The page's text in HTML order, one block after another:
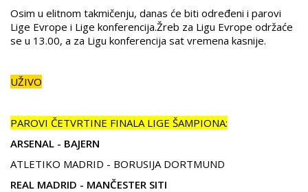
Osim u elitnom takmičenju, danas će biti određeni i parovi
Lige Evrope i Lige konferencija.Žreb za Ligu Evrope održaće
se u 13.00, a za Ligu konferencija sat vremena kasnije.
UŽIVO
PAROVI ČETVRTINE FINALA LIGE ŠAMPIONA:
ARSENAL - BAJERN
ATLETIKO MADRID - BORUSIJA DORTMUND
REAL MADRID - MANČESTER SITI